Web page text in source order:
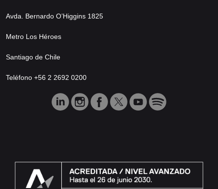
Avda. Bernardo O’Higgins 1825
Metro Los Héroes
Santiago de Chile
Teléfono +56 2 2692 0200